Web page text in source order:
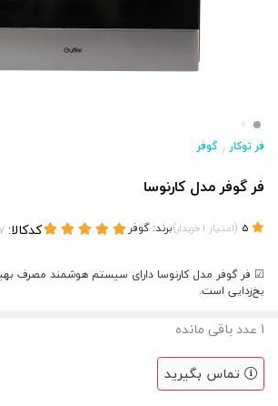
فر توکار / گوفر
فر گوفر مدل کارنوسا
(امتیاز 1خریدار)برند:گوفر کدکالا:
☑ فر گوفر مدل کارنوسا دارای سیستم هوشمند مصرف
یخ‌زدایی است.
1 عدد باقی مانده
تماس بگیرید